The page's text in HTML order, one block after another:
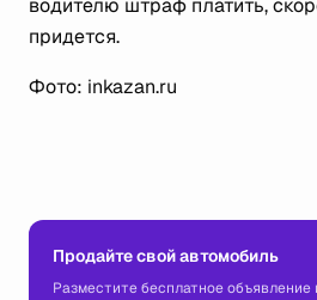
водителю штраф платить,
придется.
Фото: inkazan.ru
Продайте свой автомобиль
Разместите бесплатное объявление